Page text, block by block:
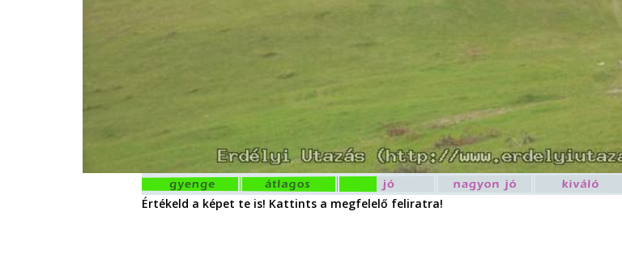
Értékeld a képet te is! Kattints a megfelelő feliratra!